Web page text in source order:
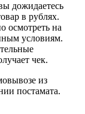
дожидаетесь
в рублях.
осмотреть на
условиям.
чек.
из
постамата.